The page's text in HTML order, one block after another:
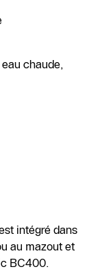
chaude,
intégré dans
au mazout et
BC400.